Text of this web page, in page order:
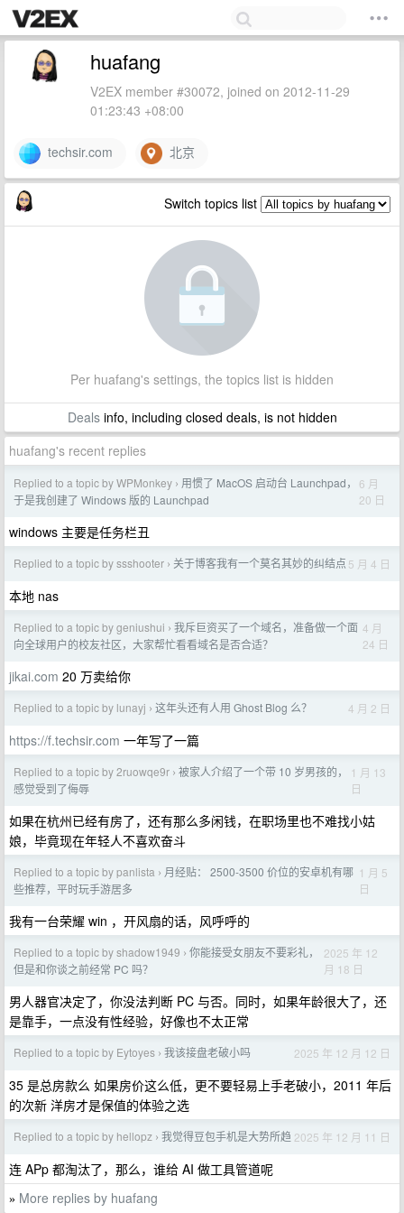
huafang
V2EX member #30072, joined on 2012-11-29
01:23:43 +08:00
techsir.com 北京
Switch topics list
Per huafang's settings, the topics list is hidden
Dealsinfo, including closed deals, is not hidden
huafang's recent replies
Replied to a topic by WPMonkey › 用惯了 MacOS 启动台 Launchpad，
于是我创建了 Windows 版的 Launchpad
6 月
20 日
windows 主要是任务栏丑
Replied to a topic by ssshooter › 关于博客我有一个莫名其妙的纠结点 5 月 4 日
本地 nas
Replied to a topic by geniushui › 我斥巨资买了一个域名，准备做一个面
向全球用户的校友社区，大家帮忙看看域名是否合适？
4 月
24 日
jikai.com 20 万卖给你
Replied to a topic by lunayj › 这年头还有人用 Ghost Blog 么？ 4 月 2 日
https://f.techsir.com 一年写了一篇
Replied to a topic by 2ruowqe9r › 被家人介绍了一个带 10 岁男孩的，
感觉受到了侮辱
1 月 13
日
如果在杭州已经有房了，还有那么多闲钱，在职场里也不难找小姑
娘，毕竟现在年轻人不喜欢奋斗
Replied to a topic by panlista › 月经贴： 2500-3500 价位的安卓机有哪
些推荐，平时玩手游居多
1 月 5
日
我有一台荣耀 win ，开风扇的话，风呼呼的
Replied to a topic by shadow1949 › 你能接受女朋友不要彩礼，
但是和你谈之前经常 PC 吗？
2025 年 12
月 18 日
男人器官决定了，你没法判断 PC 与否。同时，如果年龄很大了，还
是靠手，一点没有性经验，好像也不太正常
Replied to a topic by Eytoyes › 我该接盘老破小吗 2025 年 12 月 12 日
35 是总房款么 如果房价这么低，更不要轻易上手老破小，2011 年后
的次新 洋房才是保值的体验之选
Replied to a topic by hellopz › 我觉得豆包手机是大势所趋 2025 年 12 月 11 日
连 APp 都淘汰了，那么，谁给 AI 做工具管道呢
» More replies by huafang